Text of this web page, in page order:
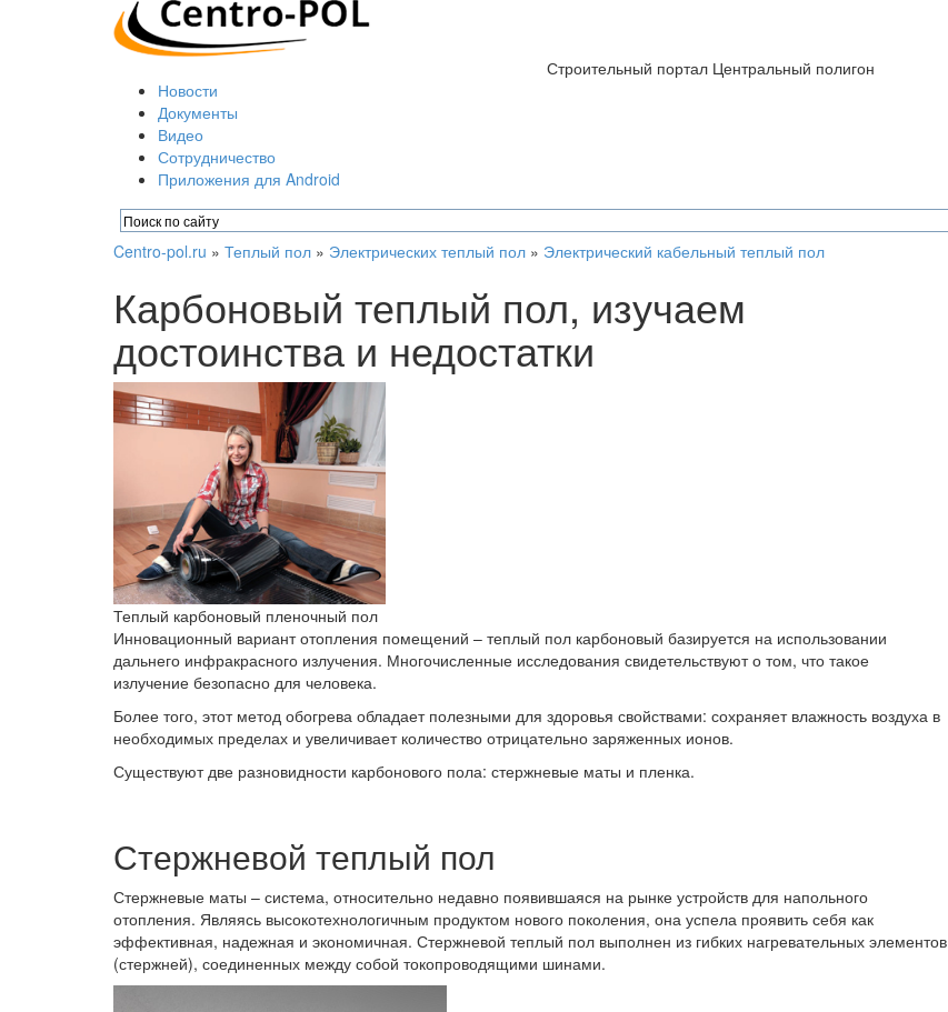
Строительный портал Центральный полигон
Новости
Документы
Видео
Сотрудничество
Приложения для Android
Centro-pol.ru » Теплый пол » Электрических теплый пол » Электрический кабельный теплый пол
Карбоновый теплый пол, изучаем
достоинства и недостатки
Теплый карбоновый пленочный пол
Инновационный вариант отопления помещений – теплый пол карбоновый базируется на использовании
дальнего инфракрасного излучения. Многочисленные исследования свидетельствуют о том, что такое
излучение безопасно для человека.
Более того, этот метод обогрева обладает полезными для здоровья свойствами: сохраняет влажность воздуха в
необходимых пределах и увеличивает количество отрицательно заряженных ионов.
Существуют две разновидности карбонового пола: стержневые маты и пленка.
Стержневой теплый пол
Стержневые маты – система, относительно недавно появившаяся на рынке устройств для напольного
отопления. Являясь высокотехнологичным продуктом нового поколения, она успела проявить себя как
эффективная, надежная и экономичная. Стержневой теплый пол выполнен из гибких нагревательных элементов
(стержней), соединенных между собой токопроводящими шинами.